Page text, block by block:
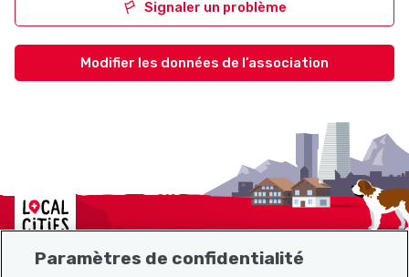
Signaler un problème
Modifier les données de l’association
Localcities
Paramètres de confidentialité